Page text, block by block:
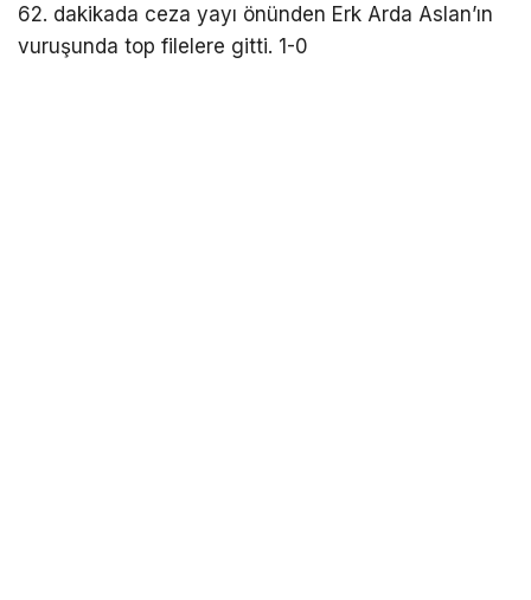
62. dakikada ceza yayı önünden Erk Arda Aslan’ın
vuruşunda top filelere gitti. 1-0